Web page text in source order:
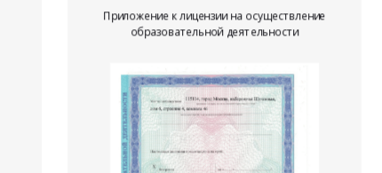
Приложение к лицензии на осуществление
образовательной деятельности